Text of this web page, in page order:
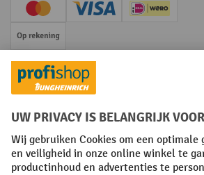
Creditcard (Master)Creditcard (Visa)iDEAL | Wero
Op rekening
Sociale netwerken
Facebook
YouTube
LinkedIn
Instagram